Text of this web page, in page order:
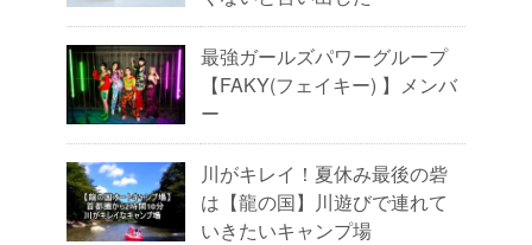
最強ガールズパワーグループ
【FAKY(フェイキー) 】メンバ
ー
川がキレイ！夏休み最後の砦
は【龍の国】川遊びで連れて
いきたいキャンプ場